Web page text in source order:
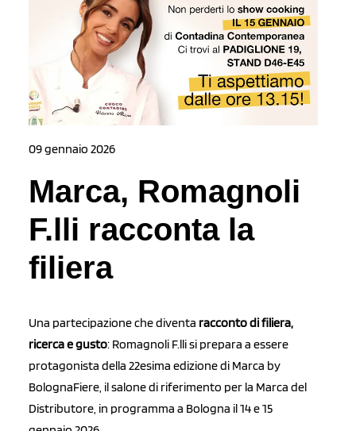
09 gennaio 2026
Marca, Romagnoli
F.lli racconta la
filiera
Una partecipazione che diventa racconto di filiera,
ricerca e gusto: Romagnoli F.lli si prepara a essere
protagonista della 22esima edizione di Marca by
BolognaFiere, il salone di riferimento per la Marca del
Distributore, in programma a Bologna il 14 e 15